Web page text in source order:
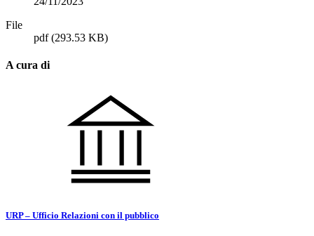
File
pdf(293.53 KB)
A cura di
URP – Ufficio Relazioni con il pubblico